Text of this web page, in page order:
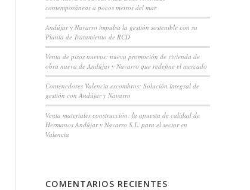
contemporáneas a pocos metros del mar
Andújar y Navarro impulsa la gestión sostenible con su
Planta de Tratamiento de RCD
Venta de pisos nuevos: nueva promoción de vivienda de
obra nueva de Andújar y Navarro que redefine el mercado
Contenedores Valencia escombros: Solución integral de
gestión con Andújar y Navarro
Venta materiales construcción: la apuesta de calidad de
Hermanos Andújar y Navarro S.L. para el sector en
Valencia
COMENTARIOS RECIENTES